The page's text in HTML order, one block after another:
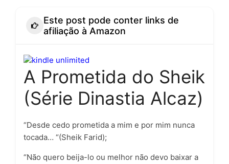
Este post pode conter links de
afiliação à Amazon
A Prometida do Sheik
(Série Dinastia Alcaz)
“Desde cedo prometida a mim e por mim nunca
tocada… “(Sheik Farid);
“Não quero beija-lo ou melhor não devo baixar a